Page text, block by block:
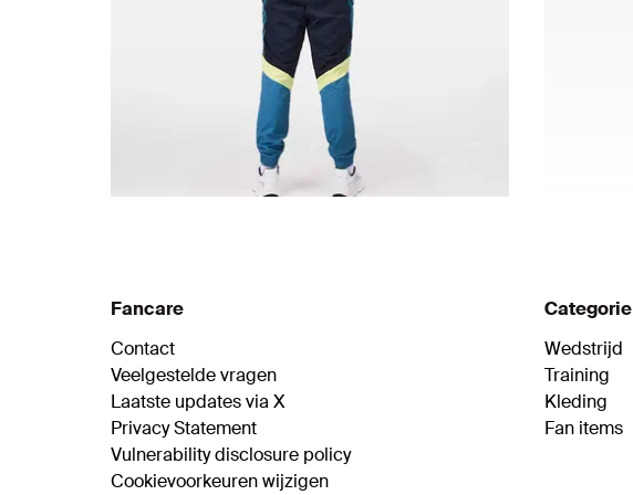
Fancare
Contact
Veelgestelde vragen
Laatste updates via X
Privacy Statement
Vulnerability disclosure policy
Cookievoorkeuren wijzigen
Categorie
Wedstrijd
Training
Kleding
Fan items